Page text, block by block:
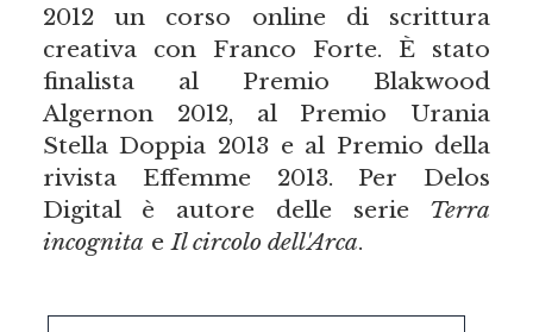
2012 un corso online di scrittura
creativa con Franco Forte. È stato
finalista al Premio Blakwood
Algernon 2012, al Premio Urania
Stella Doppia 2013 e al Premio della
rivista Effemme 2013. Per Delos
Digital è autore delle serie Terra
incognita eIl circolo dell'Arca.